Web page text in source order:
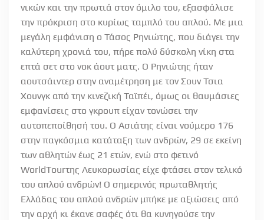
νικών και την πρωτιά στον όμιλο του, εξασφάλισε
την πρόκριση στο κυρίως ταμπλό του απλού. Με μια
μεγάλη εμφάνιση ο Τάσος Ρηνιώτης, που διάγει την
καλύτερη χρονιά του, πήρε πολύ δύσκολη νίκη στα
επτά σετ στο νοκ άουτ ματς. Ο Ρηνιώτης ήταν
αουτσάιντερ στην αναμέτρηση με τον Σουν Τσια
Χουνγκ από την κινεζική Ταϊπέι, όμως οι θαυμάσιες
εμφανίσεις στο γκρουπ είχαν τονώσει την
αυτοπεποίθησή του. Ο Ασιάτης είναι νούμερο 176
στην παγκόσμια κατάταξη των ανδρών, 29 σε εκείνη
των αθλητών έως 21 ετών, ενώ στο φετινό
WorldTourτης Λευκορωσίας είχε φτάσει στον τελικό
του απλού ανδρών! Ο σημερινός πρωταθλητής
Ελλάδας του απλού ανδρών μπήκε με αξιώσεις από
την αρχή κι έκανε σαφές ότι θα κυνηγούσε την